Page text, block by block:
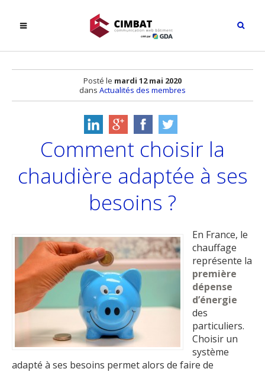
Posté le mardi 12 mai 2020
dans Actualités des membres
Comment choisir la
chaudière adaptée à ses
besoins ?
En France, le
chauffage
représente la
première
dépense
d’énergie
des
particuliers.
Choisir un
système
adapté à ses besoins permet alors de faire de